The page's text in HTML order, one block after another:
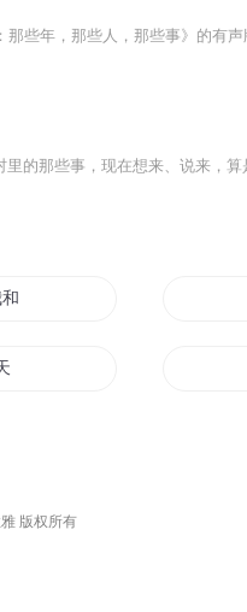
些年，那些人，那些事》的有声
妖王大人不得不说的故事
版权所有